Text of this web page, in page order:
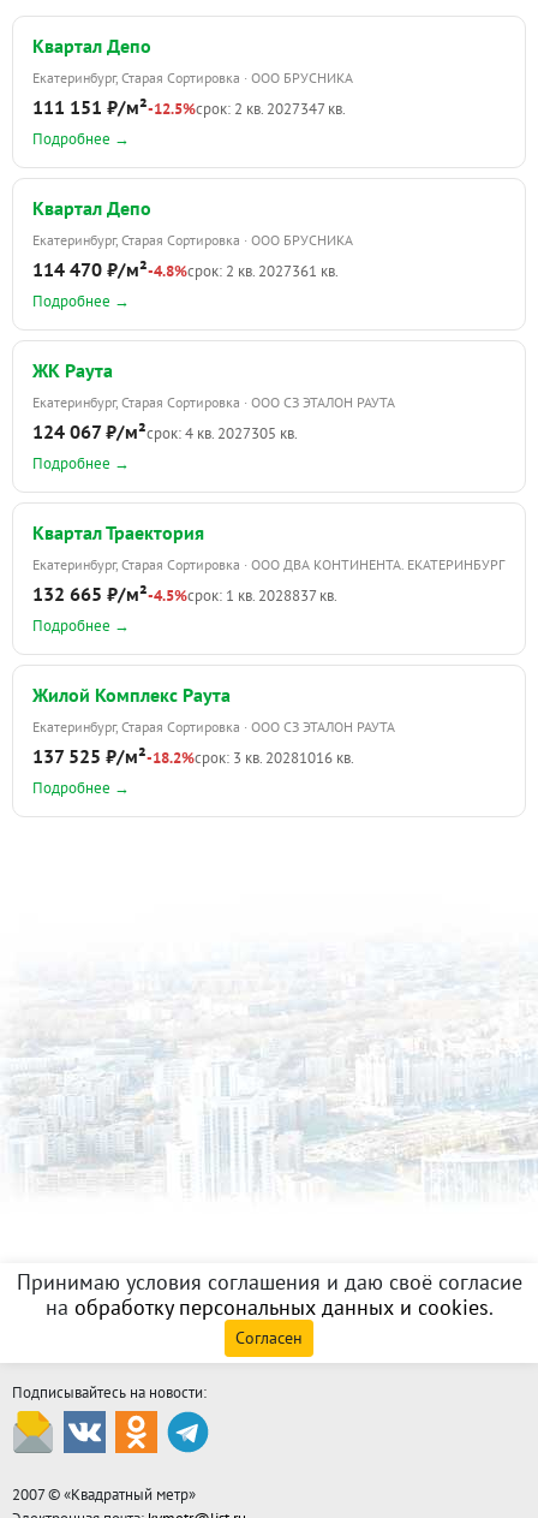
Квартал Депо
Екатеринбург, Старая Сортировка · ООО БРУСНИКА
111 151 ₽/м²-12.5%срок: 2 кв. 2027347 кв.
Подробнее →
Квартал Депо
Екатеринбург, Старая Сортировка · ООО БРУСНИКА
114 470 ₽/м²-4.8%срок: 2 кв. 2027361 кв.
Подробнее →
ЖК Раута
Екатеринбург, Старая Сортировка · ООО СЗ ЭТАЛОН РАУТА
124 067 ₽/м²срок: 4 кв. 2027305 кв.
Подробнее →
Квартал Траектория
Екатеринбург, Старая Сортировка · ООО ДВА КОНТИНЕНТА. ЕКАТЕРИНБУРГ
132 665 ₽/м²-4.5%срок: 1 кв. 2028837 кв.
Подробнее →
Жилой Комплекс Раута
Екатеринбург, Старая Сортировка · ООО СЗ ЭТАЛОН РАУТА
137 525 ₽/м²-18.2%срок: 3 кв. 20281016 кв.
Подробнее →
Принимаю условия соглашения и даю своё согласие
на обработку персональных данных и cookies.
Согласен
Подписывайтесь на новости:
2007 © «Квадратный метр»